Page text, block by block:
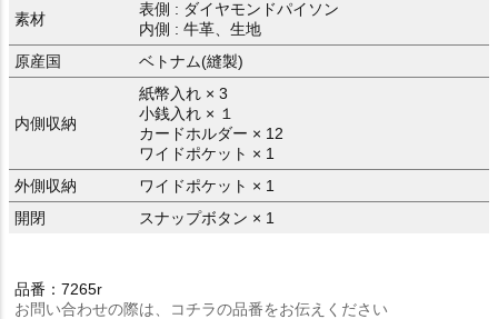
素材
表側 : ダイヤモンドパイソン
内側 : 牛革、生地
原産国
ベトナム(縫製)
内側収納
紙幣入れ × 3
小銭入れ × １
カードホルダー × 12
ワイドポケット × 1
外側収納
ワイドポケット × 1
開閉
スナップボタン × 1
品番：7265r
お問い合わせの際は、コチラの品番をお伝えください